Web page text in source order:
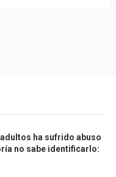
ha sufrido abuso
no sabe identificarlo: